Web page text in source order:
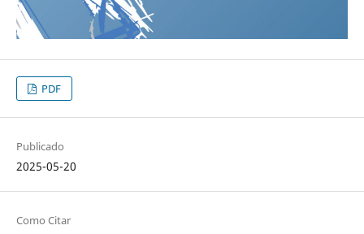
PDF
Publicado
2025-05-20
Como Citar